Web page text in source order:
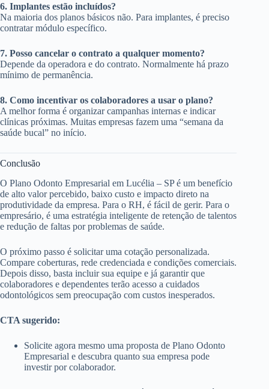
6. Implantes estão incluídos?
Na maioria dos planos básicos não. Para implantes, é preciso
contratar módulo específico.
7. Posso cancelar o contrato a qualquer momento?
Depende da operadora e do contrato. Normalmente há prazo
mínimo de permanência.
8. Como incentivar os colaboradores a usar o plano?
A melhor forma é organizar campanhas internas e indicar
clínicas próximas. Muitas empresas fazem uma “semana da
saúde bucal” no início.
Conclusão
O Plano Odonto Empresarial em Lucélia – SP é um benefício
de alto valor percebido, baixo custo e impacto direto na
produtividade da empresa. Para o RH, é fácil de gerir. Para o
empresário, é uma estratégia inteligente de retenção de talentos
e redução de faltas por problemas de saúde.
O próximo passo é solicitar uma cotação personalizada.
Compare coberturas, rede credenciada e condições comerciais.
Depois disso, basta incluir sua equipe e já garantir que
colaboradores e dependentes terão acesso a cuidados
odontológicos sem preocupação com custos inesperados.
CTA sugerido:
Solicite agora mesmo uma proposta de Plano Odonto
Empresarial e descubra quanto sua empresa pode
investir por colaborador.